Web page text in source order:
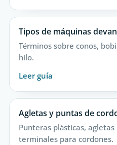
Tipos de máquinas
Términos sobre conos,
hilo.
Leer guía
Agletas y puntas de
Punteras plásticas,
terminales para cordones.